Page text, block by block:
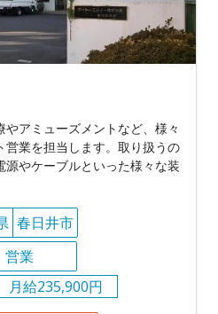
アミューズメントなど、様々
営業を担当します。取り扱うの
源やケーブルといった様々な装
春日井市
営業
月給235,900円